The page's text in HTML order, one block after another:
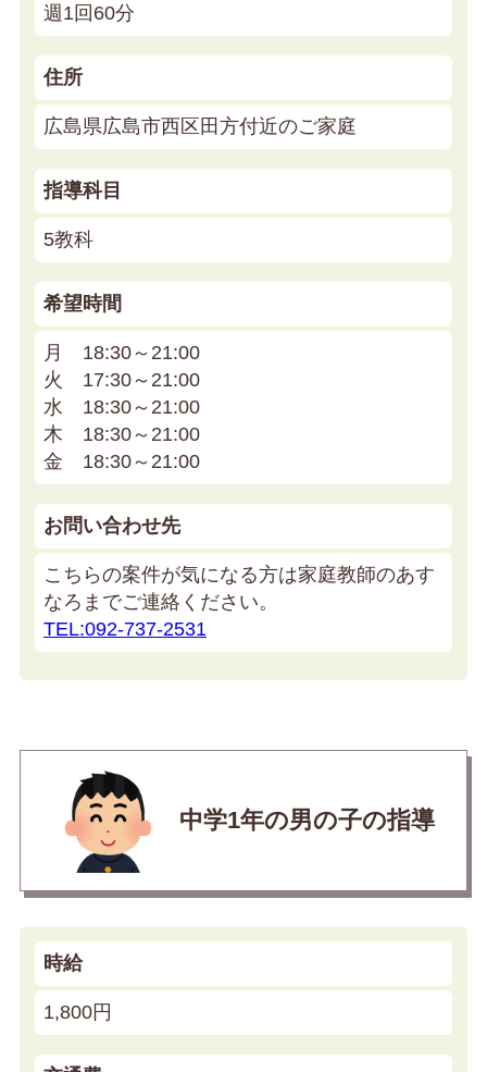
週1回60分
住所
広島県広島市西区田方付近のご家庭
指導科目
5教科
希望時間
月 18:30～21:00
火 17:30～21:00
水 18:30～21:00
木 18:30～21:00
金 18:30～21:00
お問い合わせ先
こちらの案件が気になる方は家庭教師のあす
なろまでご連絡ください。
TEL:092-737-2531
中学1年の男の子の指導
時給
1,800円